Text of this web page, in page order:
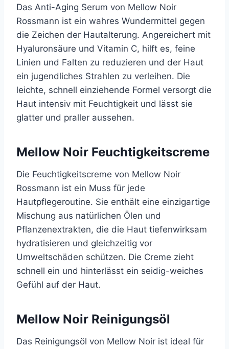
Das Anti-Aging Serum von Mellow Noir
Rossmann ist ein wahres Wundermittel gegen
die Zeichen der Hautalterung. Angereichert mit
Hyaluronsäure und Vitamin C, hilft es, feine
Linien und Falten zu reduzieren und der Haut
ein jugendliches Strahlen zu verleihen. Die
leichte, schnell einziehende Formel versorgt die
Haut intensiv mit Feuchtigkeit und lässt sie
glatter und praller aussehen.
Mellow Noir Feuchtigkeitscreme
Die Feuchtigkeitscreme von Mellow Noir
Rossmann ist ein Muss für jede
Hautpflegeroutine. Sie enthält eine einzigartige
Mischung aus natürlichen Ölen und
Pflanzenextrakten, die die Haut tiefenwirksam
hydratisieren und gleichzeitig vor
Umweltschäden schützen. Die Creme zieht
schnell ein und hinterlässt ein seidig-weiches
Gefühl auf der Haut.
Mellow Noir Reinigungsöl
Das Reinigungsöl von Mellow Noir ist ideal für